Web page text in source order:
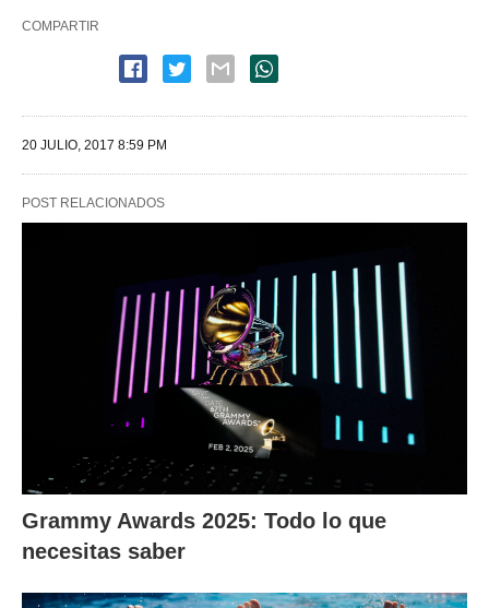
COMPARTIR
20 JULIO, 2017 8:59 PM
POST RELACIONADOS
Grammy Awards 2025: Todo lo que
necesitas saber